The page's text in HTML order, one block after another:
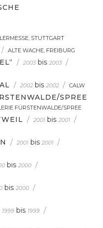
STUTTGART
/ ALTE WACHE, FREIBURG
/ 2003 bis 2003 /
/ 2002 bis 2002 / CALW
SPREE
FÜRSTENWALDE/SPREE
/ 2001 bis 2001 /
/ 2001 bis 2001 /
bis 2000 /
bis 2000 /
1999 bis 1999 /